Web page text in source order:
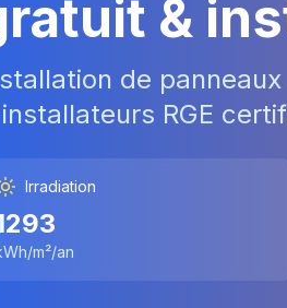
&
de
RGE
Irradiation
m²/an